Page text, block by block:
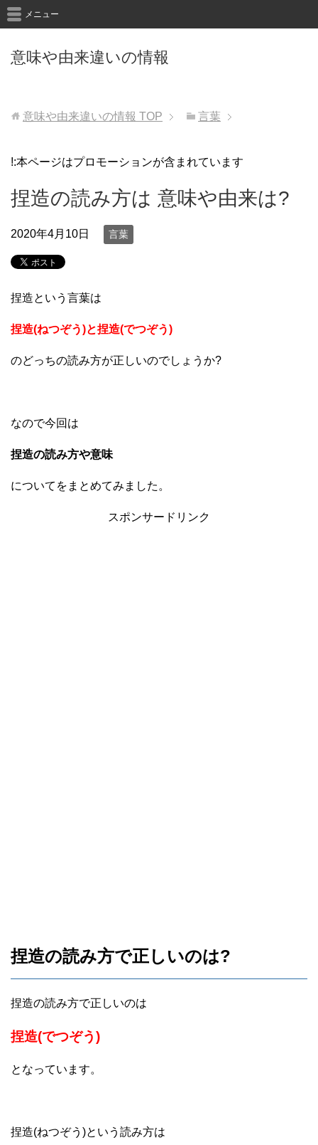
意味や由来違いの情報
メニュー
意味や由来違いの情報 TOP 言葉
!:本ページはプロモーションが含まれています
捏造の読み方は 意味や由来は?
2020年4月10日 言葉
捏造という言葉は
捏造(ねつぞう)と捏造(でつぞう)
のどっちの読み方が正しいのでしょうか?
なので今回は
捏造の読み方や意味
についてをまとめてみました。
スポンサードリンク
捏造の読み方で正しいのは?
捏造の読み方で正しいのは
捏造(でつぞう)
となっています。
捏造(ねつぞう)という読み方は